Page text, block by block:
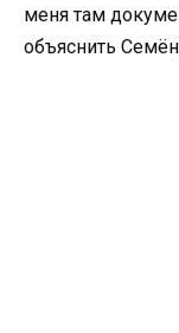
меня там
объяснить